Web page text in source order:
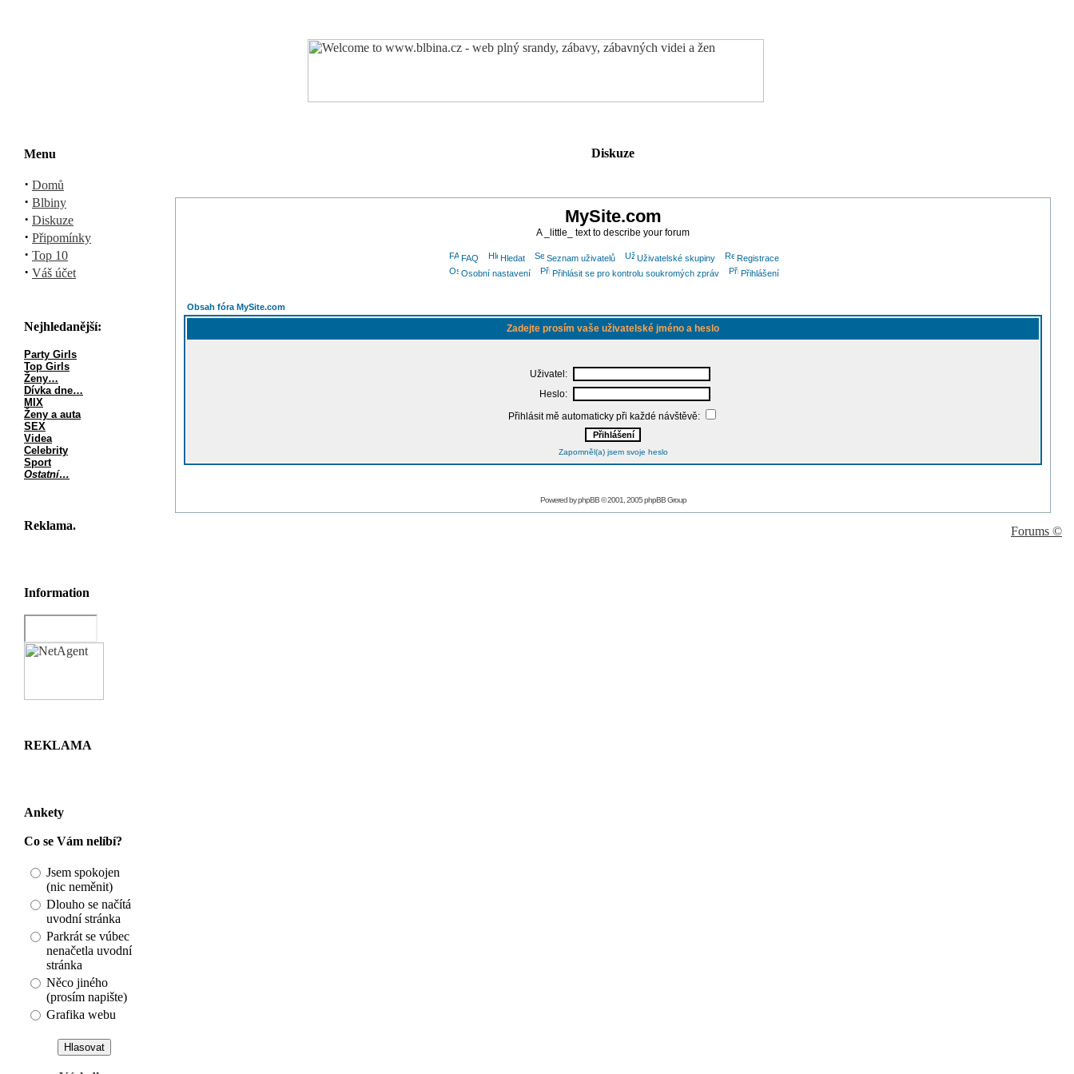
Menu
· Domů
· Blbiny
· Diskuze
· Připomínky
· Top 10
· Váš účet
Nejhledanější:
Party Girls
Top Girls
Ženy…
Dívka dne…
MIX
Ženy a auta
SEX
Videa
Celebrity
Sport
Ostatní…
Reklama.
Information
REKLAMA
Ankety
Co se Vám nelíbí?
Jsem spokojen
(nic neměnit)
Dlouho se načítá
uvodní stránka
Parkrát se vúbec
nenačetla uvodní
stránka
Něco jiného
(prosím napište)
Grafika webu
Diskuze
MySite.com
A _little_ text to describe your forum
FAQ Hledat Seznam uživatelů Uživatelské skupiny
Registrace
Osobní nastavení
Přihlásit se pro kontrolu soukromých zpráv Přihlášení
Obsah fóra MySite.com
Zadejte prosím vaše uživatelské jméno a heslo
Uživatel:
Heslo:
Přihlásit mě automaticky při každé návštěvě:
Zapomněl(a) jsem svoje heslo
Powered byphpBB© 2001, 2005 phpBB Group
Forums ©